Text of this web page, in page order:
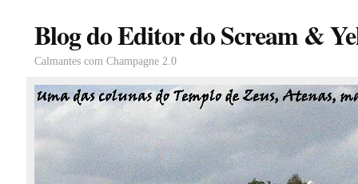
Blog do Editor do Scream &
Calmantes com Champagne 2.0